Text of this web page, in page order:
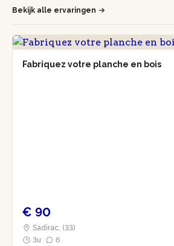
Bekijk alle ervaringen
Fabriquez votre planche en bois
€ 90
Sadirac, (33)
3u
6